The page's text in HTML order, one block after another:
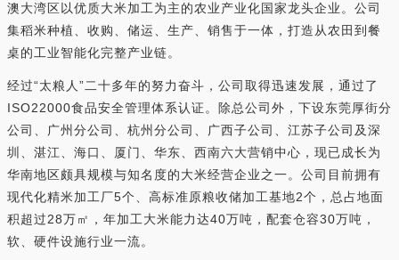
澳大湾区以优质大米加工为主的农业产业化国家龙头企业。公司
集稻米种植、收购、储运、生产、销售于一体，打造从农田到餐
桌的工业智能化完整产业链。
经过“太粮人”二十多年的努力奋斗，公司取得迅速发展，通过了
ISO22000食品安全管理体系认证。除总公司外，下设东莞厚街分
公司、广州分公司、杭州分公司、广西子公司、江苏子公司及深
圳、湛江、海口、厦门、华东、西南六大营销中心，现已成长为
华南地区颇具规模与知名度的大米经营企业之一。公司目前拥有
现代化精米加工厂5个、高标准原粮收储加工基地2个，总占地面
积超过28万㎡，年加工大米能力达40万吨，配套仓容30万吨，
软、硬件设施行业一流。